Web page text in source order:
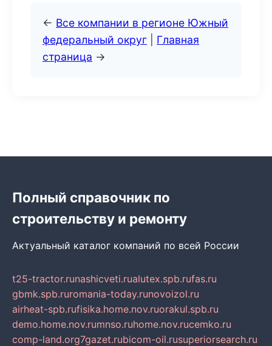
← Все компании в регионе Южный
федеральный округ
Главная
страница →
Полный справочник по
строительству и ремонту
Актуальный каталог компаний по всей России
t25-tractor.runashicveti.rualutex.spb.rufas.ru
gbmk.spb.ruromania-today.runovoizol.ru
airheat-spb.rufisika.home.nov.ruorakul.spb.ru
demo.home.nov.rumnso.ruhome.nov.rucemko.ru
comp-land.org7gazet.rubicom-oil.rusuperiorsearch.ru